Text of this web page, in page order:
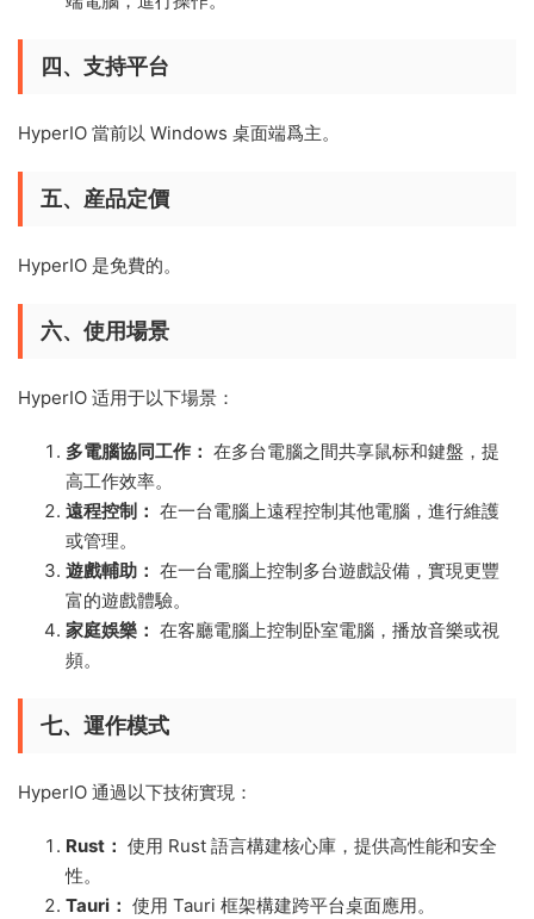
四、支持平台
HyperIO 當前以 Windows 桌面端爲主。
五、産品定價
HyperIO 是免費的。
六、使用場景
HyperIO 适用于以下場景：
多電腦協同工作： 在多台電腦之間共享鼠标和鍵盤，提
高工作效率。
遠程控制： 在一台電腦上遠程控制其他電腦，進行維護
或管理。
遊戲輔助： 在一台電腦上控制多台遊戲設備，實現更豐
富的遊戲體驗。
家庭娛樂： 在客廳電腦上控制卧室電腦，播放音樂或視
頻。
七、運作模式
HyperIO 通過以下技術實現：
Rust： 使用 Rust 語言構建核心庫，提供高性能和安全
性。
Tauri： 使用 Tauri 框架構建跨平台桌面應用。